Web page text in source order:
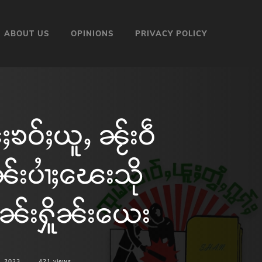
ABOUT US OPINIONS PRIVACY POLICY
ၶဝ်ႈယူႇ ၼႂ်းဝဵ
းပၢႆႈၽေးသို
ၼ်းႁိူၼ်းယေး